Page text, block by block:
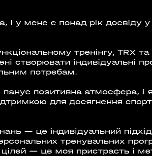
ВІДКРИТЕ
Сб 23 Травня 08:00
і у мене є понад рік досвіду у
тренінгу, TRX та
створювати індивідуальні
потребам.
позитивна атмосфера, і
для досягнення
— це індивідуальний
тренувальних
цілей — це моя пристрасть і